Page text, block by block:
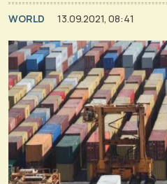
WORLD 13.09.2021, 08:41